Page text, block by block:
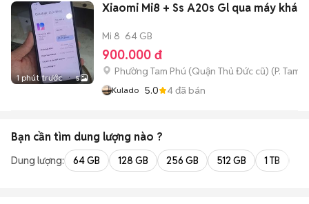
1 phút trước 5
Xiaomi Mi8 + Ss A20s Gl qua máy khác
Mi 8 64 GB
900.000 đ
Phường Tam Phú (Quận Thủ Đức cũ) (P. Tam
Kulado 5.0 4đã bán
Bạn cần tìm dung lượng nào ?
Dung lượng: 64 GB 128 GB 256 GB 512 GB 1 TB